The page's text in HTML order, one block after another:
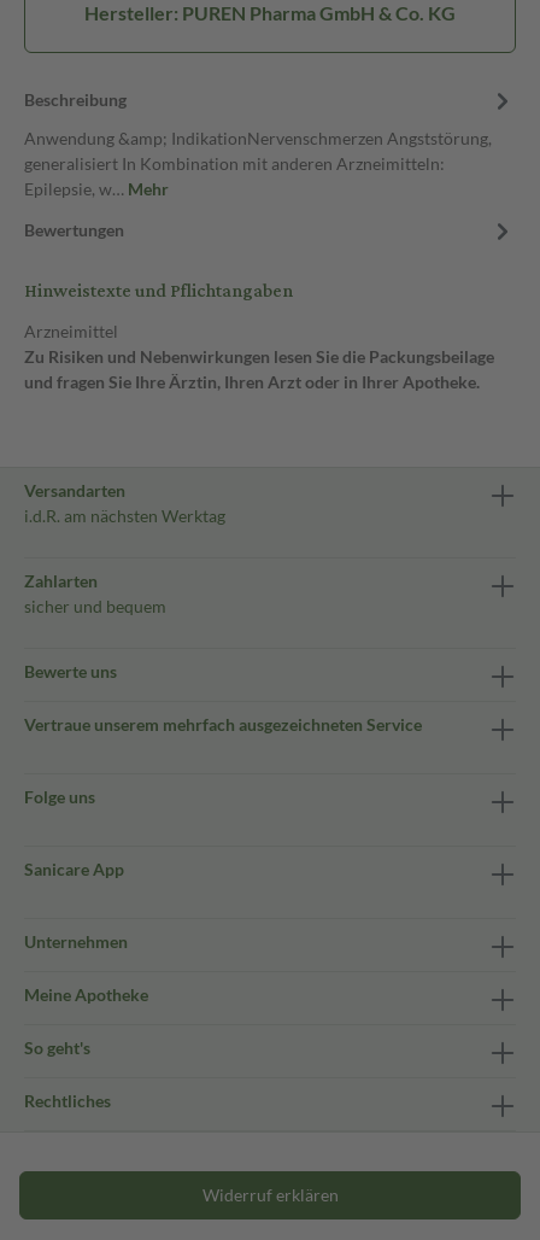
Hersteller: PUREN Pharma GmbH & Co. KG
Beschreibung
Anwendung &amp; IndikationNervenschmerzen Angststörung,
generalisiert In Kombination mit anderen Arzneimitteln:
Epilepsie, w… Mehr
Bewertungen
Hinweistexte und Pflichtangaben
Arzneimittel
Zu Risiken und Nebenwirkungen lesen Sie die Packungsbeilage
und fragen Sie Ihre Ärztin, Ihren Arzt oder in Ihrer Apotheke.
Versandarten
i.d.R. am nächsten Werktag
Zahlarten
sicher und bequem
Bewerte uns
Vertraue unserem mehrfach ausgezeichneten Service
Folge uns
Sanicare App
Unternehmen
Meine Apotheke
So geht's
Rechtliches
Widerruf erklären